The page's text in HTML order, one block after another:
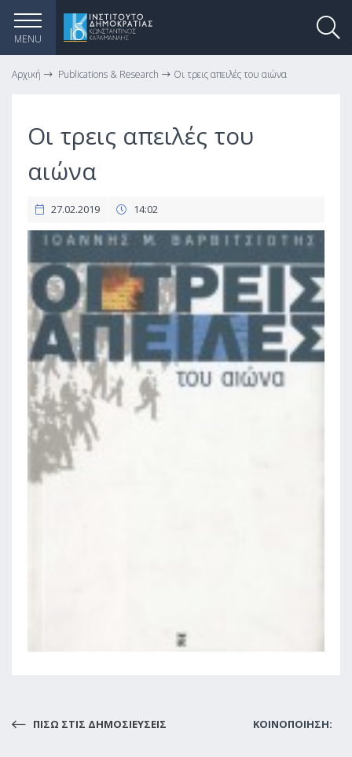
MENU
Αρχική Publications & Research Οι τρεις απειλές του αιώνα
Οι τρεις απειλές του
αιώνα
27.02.2019 14:02
ΠΙΣΩ ΣΤΙΣ ΔΗΜΟΣΙΕΥΣΕΙΣ ΚΟΙΝΟΠΟΙΗΣΗ: